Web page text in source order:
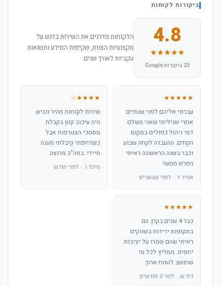
ביקורות לקוחות
4.8
★★★★★
23 ביקורות Google
הלקוחות מדרגים את השירות בדגש על
מקצועיות הצוות, שקיפות המידע ותשואות
עקביות לאורך שנים.
★★★★★
עברתי אליהם לפני שנתיים
אחרי שגיליתי שאני משלם
דמי ניהול כפולים במקום
הקודם. ההעברה לקחה שבוע
וכבר בשנה הראשונה ראיתי
הפרש ממשי.
אמיר ד. · לפני שבועיים
★★★★☆
שירות לקוחות מהיר ונגיש.
היה עיכוב קטן בקבלת
מסמכי הצטרפות אבל
כשדחפתי קיבלתי מענה
מיידי. בסה"כ מרוצה.
מיכל ר. · לפני חודש
★★★★★
כבר 4 שנים בקרן. גם
בתקופות ירידות בשווקים
ראיתי שהם שמרו על יציבות
יחסית. ממליץ לכל מי
שחושב לטווח ארוך.
גיל ש. · לפני 3 חודשים